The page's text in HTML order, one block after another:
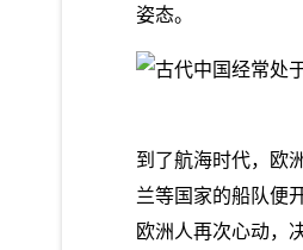
姿态。
到了航海时代，欧
兰等国家的船队便
欧洲人再次心动，